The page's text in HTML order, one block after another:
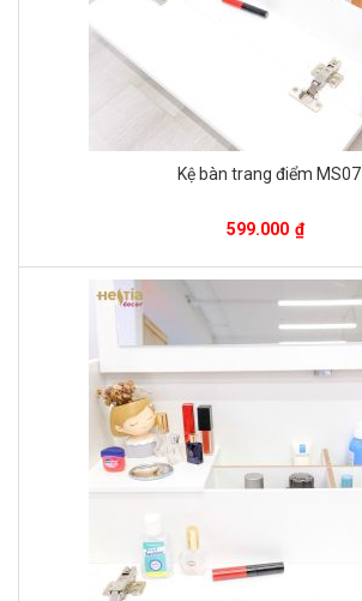
Kệ bàn trang điểm MS07
599.000 ₫